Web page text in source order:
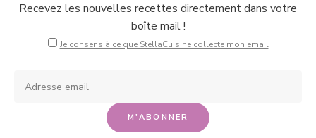
Recevez les nouvelles recettes directement dans votre
boîte mail !
Je consens à ce que StellaCuisine collecte mon email